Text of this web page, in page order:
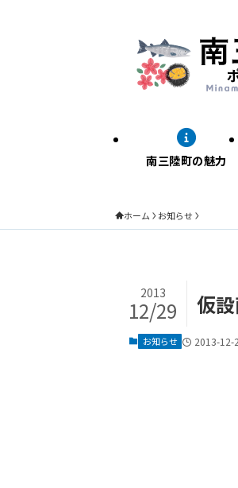
南三陸町の魅力
ホーム お知らせ
仮
2013
12/29
お知らせ 2013-12-